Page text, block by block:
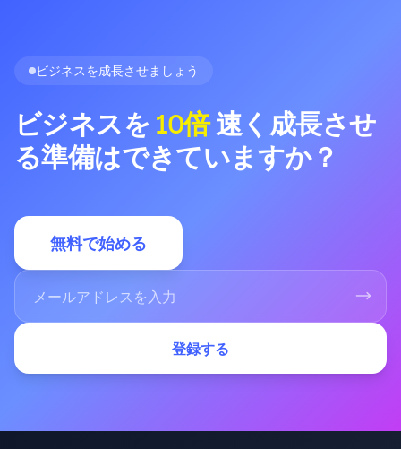
ビジネスを成長させましょう
ビジネスを 10倍速く成長させ
る準備はできていますか？
無料で始める
登録する